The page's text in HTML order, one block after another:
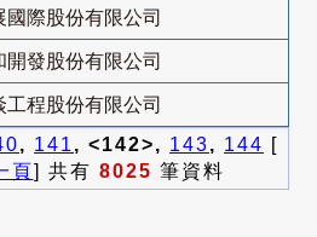
國際股份有限公司
開發股份有限公司
工程股份有限公司
, 141 , <142>, 143, 144 [
頁] 共有 8025 筆資料